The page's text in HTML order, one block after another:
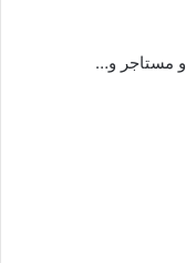
مستاجر و…